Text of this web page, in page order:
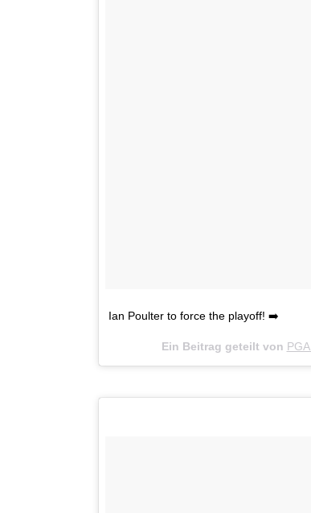
Ian Poulter to force the playoff! ➡️
Ein Beitrag geteilt von